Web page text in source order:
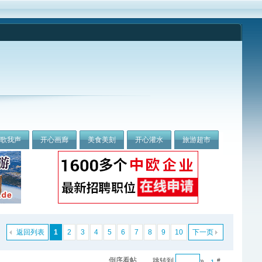
我声 开心画廊 美食美刻 开心灌水 旅游超市
1 2 3 4 5 6 7 8 9 10 下一页
返回列表
#
倒序看帖